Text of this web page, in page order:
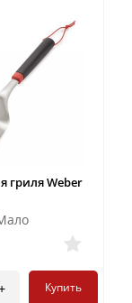
гриля Weber
Купить